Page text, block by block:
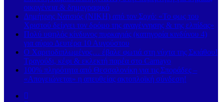
οικογένεια & δημογραφικό
Δημήτρης Νατσιός (ΝΙΚΗ) από τον Σοχό: «Το φως του
Χριστού δείχνει τον δρόμο της αναγέννησης & της ελπίδας»
Πολύ υψηλός κίνδυνος πυρκαγιάς (κατηγορία κινδύνου 4)
για αύριο Δευτέρα 10 Αυγούστου
Ο Χαριτοδιπλωμένος… έβαλε φωτιά στη νύχτα της Σκιάθου!
Τραγούδι, κέφι & εκλεκτή παρέα στο Carnayo
100% πληρότητα από Θεσσαλονίκη για τις Σποράδες –
«Απογειώνεται» η απευθείας ακτοπλοϊκή σύνδεση!